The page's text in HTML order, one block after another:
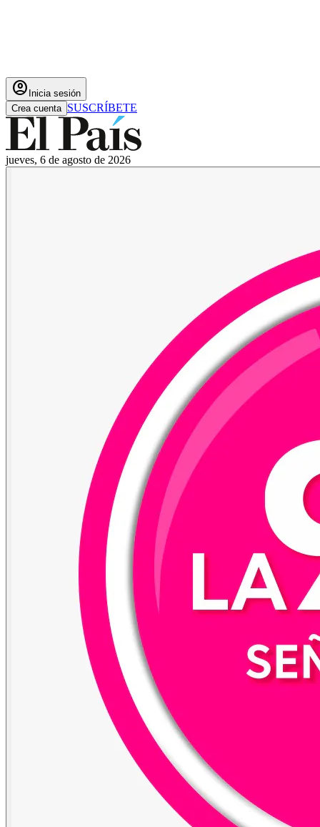
account_circle Inicia sesión
Crea cuenta SUSCRÍBETE
jueves, 6 de agosto de 2026